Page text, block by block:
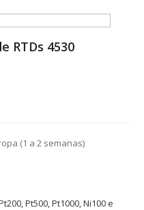
RTDs 4530
(1 a 2 semanas)
Pt500, Pt1000, Ni100 e